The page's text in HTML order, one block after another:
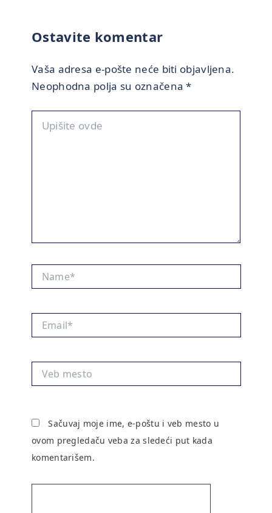
Ostavite komentar
Vaša adresa e-pošte neće biti objavljena.
Neophodna polja su označena*
ovde
mesto
Sačuvaj moje ime, e-poštu i veb mesto u
ovom pregledaču veba za sledeći put kada
komentarišem.